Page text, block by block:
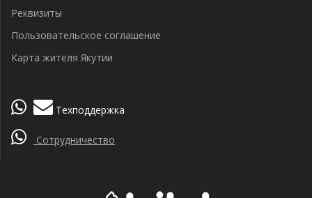
Реквизиты
Пользовательское соглашение
Карта жителя Якутии
Техподдержка
Сотрудничество